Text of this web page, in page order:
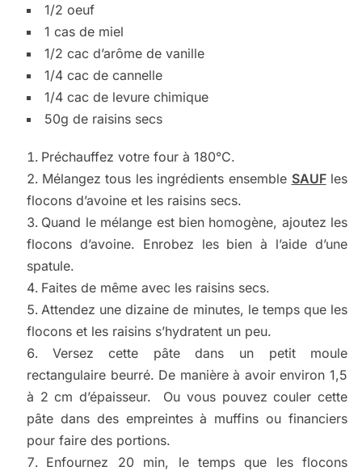
1/2 oeuf
1 cas de miel
1/2 cac d’arôme de vanille
1/4 cac de cannelle
1/4 cac de levure chimique
50g de raisins secs
Préchauffez votre four à 180°C.
Mélangez tous les ingrédients ensemble SAUFles
flocons d’avoine et les raisins secs.
Quand le mélange est bien homogène, ajoutez les
flocons d’avoine. Enrobez les bien à l’aide d’une
spatule.
Faites de même avec les raisins secs.
Attendez une dizaine de minutes, le temps que les
flocons et les raisins s’hydratent un peu.
Versez cette pâte dans un petit moule
rectangulaire beurré. De manière à avoir environ 1,5
à 2 cm d’épaisseur. Ou vous pouvez couler cette
pâte dans des empreintes à muffins ou financiers
pour faire des portions.
Enfournez 20 min, le temps que les flocons